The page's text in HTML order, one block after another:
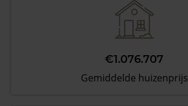
€1.076.707
Gemiddelde huizenprijs